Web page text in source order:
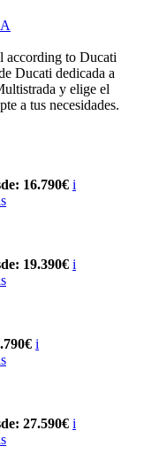
according to Ducati
Ducati dedicada a
y elige el
a tus necesidades.
16.790€ i
19.390€ i
i
27.590€ i